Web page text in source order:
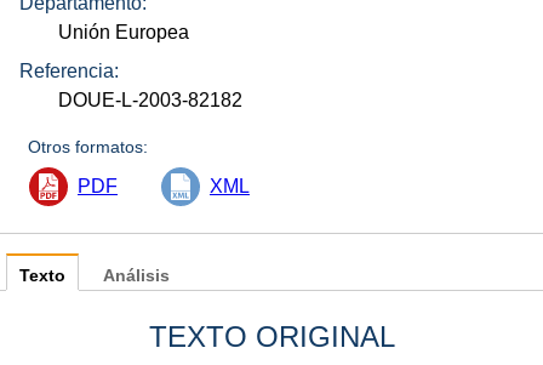
Unión Europea
Referencia:
DOUE-L-2003-82182
Otros formatos:
PDF XML
Texto
TEXTO ORIGINAL
Análisis